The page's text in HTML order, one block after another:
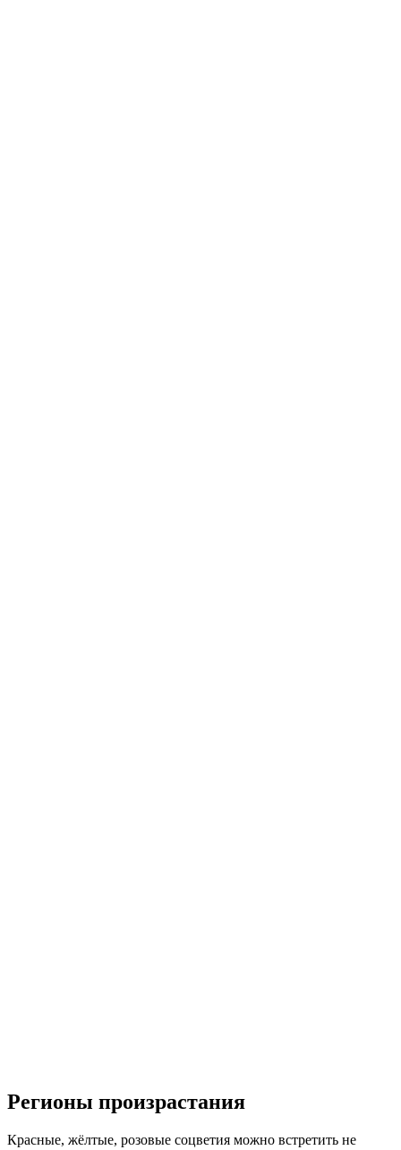
Регионы произрастания
Красные, жёлтые, розовые соцветия можно встретить не